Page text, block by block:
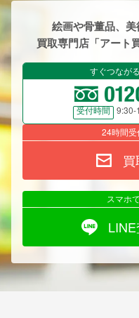
絵画や骨董品、美
買取専門店「アート
すぐつなが
受付時間
9:30-
24時間受
スマホ